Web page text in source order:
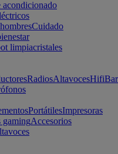
acondicionado
Cuidado
limpiacristales
RadiosAltavocesHifi
PortátilesImpresoras
gamingAccesorios